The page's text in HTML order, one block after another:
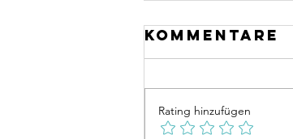
Kommentare
Rating hinzufügen